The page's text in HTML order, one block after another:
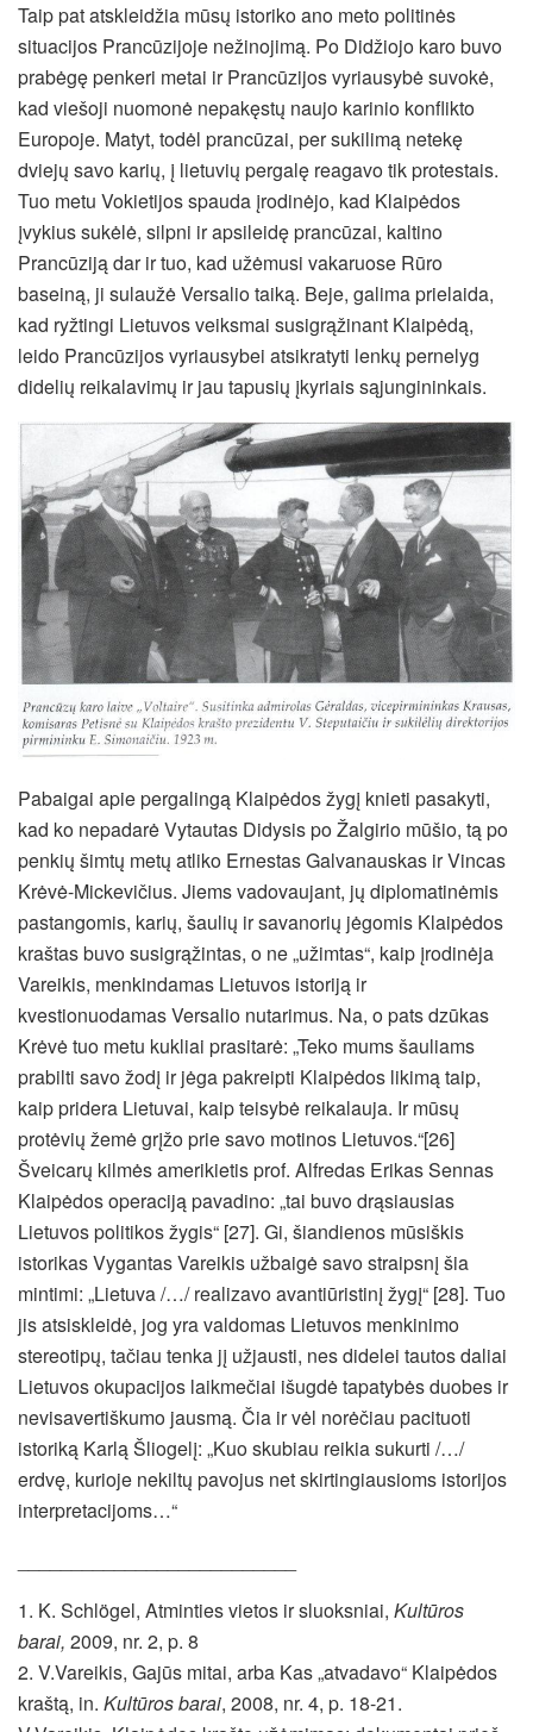
Taip pat atskleidžia mūsų istoriko ano meto politinės
situacijos Prancūzijoje nežinojimą. Po Didžiojo karo buvo
prabėgę penkeri metai ir Prancūzijos vyriausybė suvokė,
kad viešoji nuomonė nepakęstų naujo karinio konflikto
Europoje. Matyt, todėl prancūzai, per sukilimą netekę
dviejų savo karių, į lietuvių pergalę reagavo tik protestais.
Tuo metu Vokietijos spauda įrodinėjo, kad Klaipėdos
įvykius sukėlė, silpni ir apsileidę prancūzai, kaltino
Prancūziją dar ir tuo, kad užėmusi vakaruose Rūro
baseiną, ji sulaužė Versalio taiką. Beje, galima prielaida,
kad ryžtingi Lietuvos veiksmai susigrąžinant Klaipėdą,
leido Prancūzijos vyriausybei atsikratyti lenkų pernelyg
didelių reikalavimų ir jau tapusių įkyriais sąjungininkais.
Pabaigai apie pergalingą Klaipėdos žygį knieti pasakyti,
kad ko nepadarė Vytautas Didysis po Žalgirio mūšio, tą po
penkių šimtų metų atliko Ernestas Galvanauskas ir Vincas
Krėvė-Mickevičius. Jiems vadovaujant, jų diplomatinėmis
pastangomis, karių, šaulių ir savanorių jėgomis Klaipėdos
kraštas buvo susigrąžintas, o ne „užimtas“, kaip įrodinėja
Vareikis, menkindamas Lietuvos istoriją ir
kvestionuodamas Versalio nutarimus. Na, o pats dzūkas
Krėvė tuo metu kukliai prasitarė: „Teko mums šauliams
prabilti savo žodį ir jėga pakreipti Klaipėdos likimą taip,
kaip pridera Lietuvai, kaip teisybė reikalauja. Ir mūsų
protėvių žemė grįžo prie savo motinos Lietuvos.“[26]
Šveicarų kilmės amerikietis prof. Alfredas Erikas Sennas
Klaipėdos operaciją pavadino: „tai buvo drąsiausias
Lietuvos politikos žygis“ [27]. Gi, šiandienos mūsiškis
istorikas Vygantas Vareikis užbaigė savo straipsnį šia
mintimi: „Lietuva /…/ realizavo avantiūristinį žygį“ [28]. Tuo
jis atsiskleidė, jog yra valdomas Lietuvos menkinimo
stereotipų, tačiau tenka jį užjausti, nes didelei tautos daliai
Lietuvos okupacijos laikmečiai išugdė tapatybės duobes ir
nevisavertiškumo jausmą. Čia ir vėl norėčiau pacituoti
istoriką Karlą Šliogelį: „Kuo skubiau reikia sukurti /…/
erdvę, kurioje nekiltų pavojus net skirtingiausioms istorijos
interpretacijoms…“
1. K. Schlögel, Atminties vietos ir sluoksniai, Kultūros
barai, 2009, nr. 2, p. 8
2. V.Vareikis, Gajūs mitai, arba Kas „atvadavo“ Klaipėdos
kraštą, in. Kultūros barai, 2008, nr. 4, p. 18-21.